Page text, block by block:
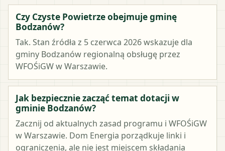
Czy Czyste Powietrze obejmuje gminę
Bodzanów?
Tak. Stan źródła z 5 czerwca 2026 wskazuje dla
gminy Bodzanów regionalną obsługę przez
WFOŚiGW w Warszawie.
Jak bezpiecznie zacząć temat dotacji w
gminie Bodzanów?
Zacznij od aktualnych zasad programu i WFOŚiGW
w Warszawie. Dom Energia porządkuje linki i
ograniczenia, ale nie jest miejscem składania